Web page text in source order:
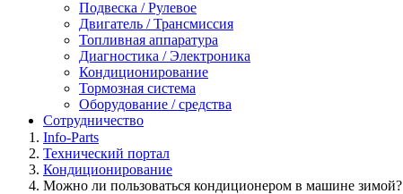
Подвеска / Рулевое
Двигатель / Трансмиссия
Топливная аппаратура
Диагностика / Электроника
Кондиционирование
Тормозная система
Оборудование / средства
Сотрудничество
Info-Parts
Технический портал
Кондиционирование
Можно ли пользоваться кондиционером в машине зимой?